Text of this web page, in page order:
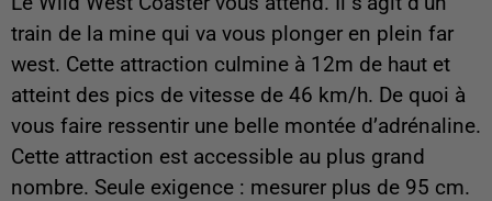
train de la mine qui va vous plonger en plein far
west. Cette attraction culmine à 12m de haut et
atteint des pics de vitesse de 46 km/h. De quoi à
vous faire ressentir une belle montée d’adrénaline.
Cette attraction est accessible au plus grand
nombre. Seule exigence : mesurer plus de 95 cm.